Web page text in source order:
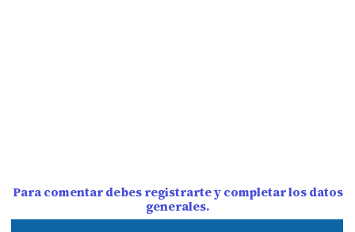
Para comentar debes registrarte y completar los datos
generales.